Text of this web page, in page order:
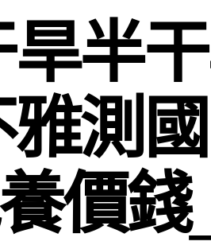
半
測
價